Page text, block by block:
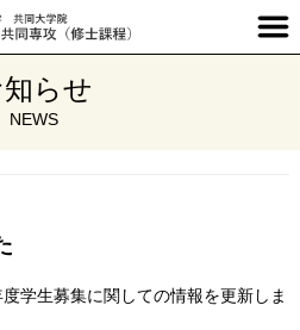
らせ
NEWS
学生募集に関しての情報を更新しま